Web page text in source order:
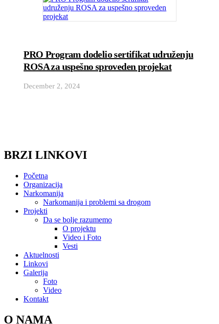
PRO Program dodelio sertifikat udruženju
ROSA za uspešno sproveden projekat
December 2, 2024
BRZI LINKOVI
Početna
Organizacija
Narkomanija
Narkomanija i problemi sa drogom
Projekti
Da se bolje razumemo
O projektu
Video i Foto
Vesti
Aktuelnosti
Linkovi
Galerija
Foto
Video
Kontakt
O NAMA